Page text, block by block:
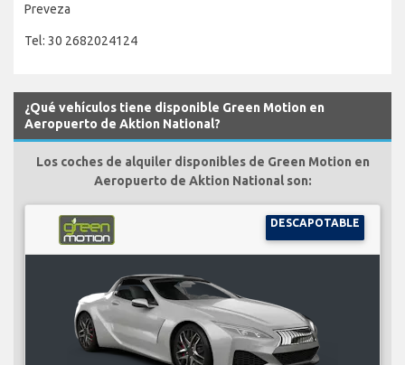
Preveza
Tel: 30 2682024124
¿Qué vehículos tiene disponible Green Motion en
Aeropuerto de Aktion National?
Los coches de alquiler disponibles de Green Motion en
Aeropuerto de Aktion National son:
DESCAPOTABLE